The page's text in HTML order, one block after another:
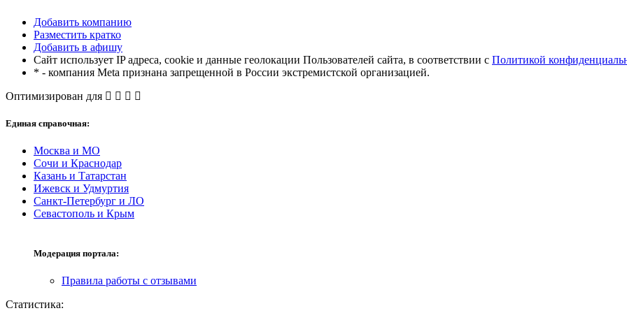
Добавить компанию
Разместить кратко
Добавить в афишу
Сайт использует IP адреса, cookie и данные геолокации Пользователей сайта, в соответствии с Политикой
* - компания Meta признана запрещенной в России экстремистской организацией.
Оптимизирован для
Единая справочная:
Москва и МО
Сочи и Краснодар
Казань и Татарстан
Ижевск и Удмуртия
Санкт-Петербург и ЛО
Севастополь и Крым
Модерация портала:
Правила работы с отзывами
Статистика: